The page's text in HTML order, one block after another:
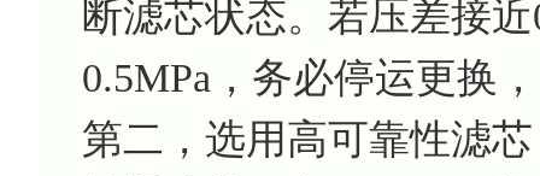
断滤芯状态。若压差接
0.5MPa，务必停运更换
第二，选用高可靠性滤芯